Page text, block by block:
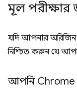
মূল পরীক্ষার
যদি আপনার
নিশ্চিত করুন যে
আপনি Chrome